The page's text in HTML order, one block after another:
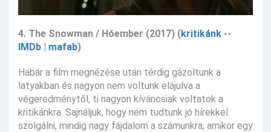
4. The Snowman / Hóember (2017) (kritikánk --
IMDb | mafab)
Habár a film megnézése után térdig gázoltunk a
latyakban és nagyon nem voltunk elájulva a
végeredménytől, ti nagyon kíváncsiak voltatok a
kritikánkra. Sajnáljuk, hogy nem tudtunk jó hírekkel
szolgálni, mindig nagy fájdalom a számunkra, amikor egy